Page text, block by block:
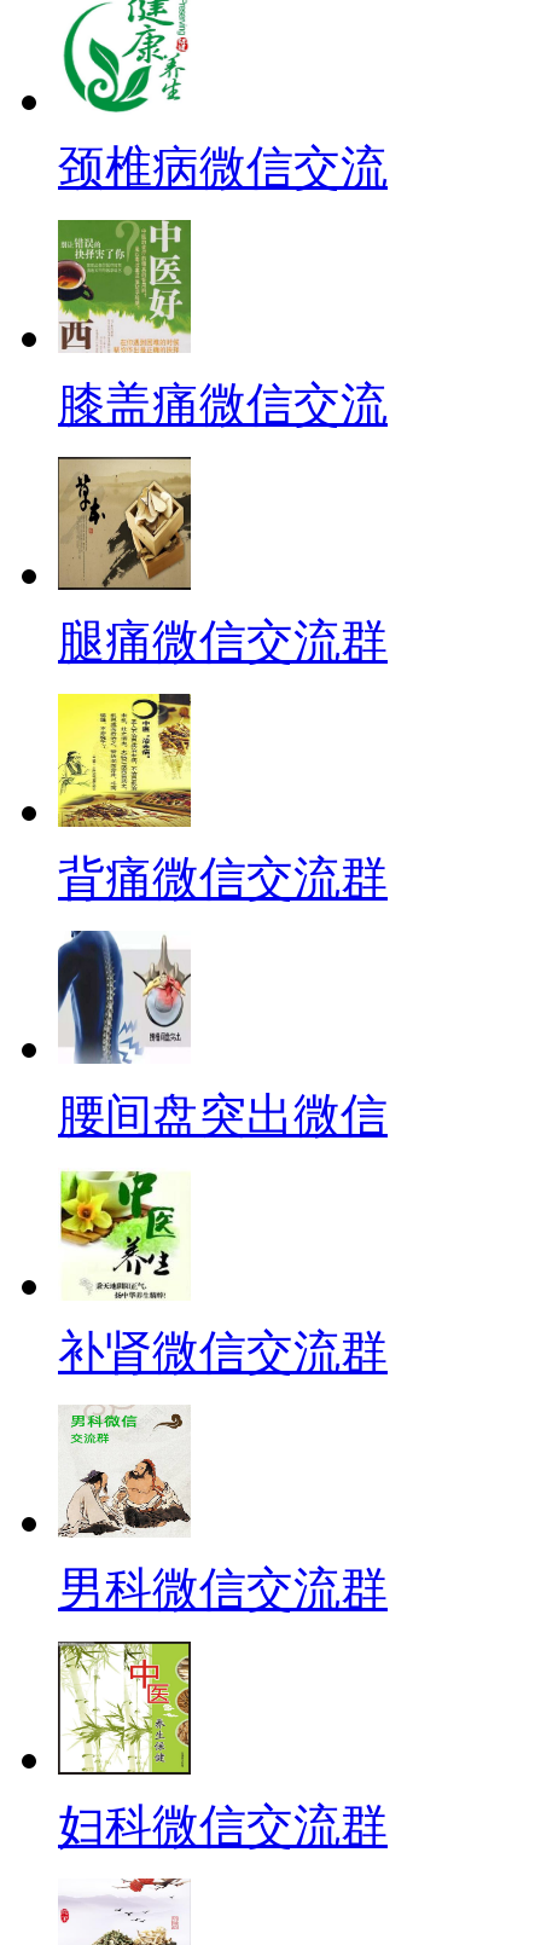
颈椎病微信交流
膝盖痛微信交流
腿痛微信交流群
背痛微信交流群
腰间盘突出微信
补肾微信交流群
男科微信交流群
妇科微信交流群